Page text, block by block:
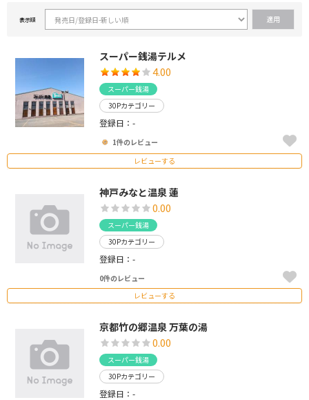
表示順
スーパー銭湯テルメ
4.00
スーパー銭湯
30Pカテゴリー
登録日：-
1件のレビュー
レビューする
神戸みなと温泉 蓮
0.00
スーパー銭湯
30Pカテゴリー
登録日：-
0件のレビュー
レビューする
京都竹の郷温泉 万葉の湯
0.00
スーパー銭湯
30Pカテゴリー
登録日：-